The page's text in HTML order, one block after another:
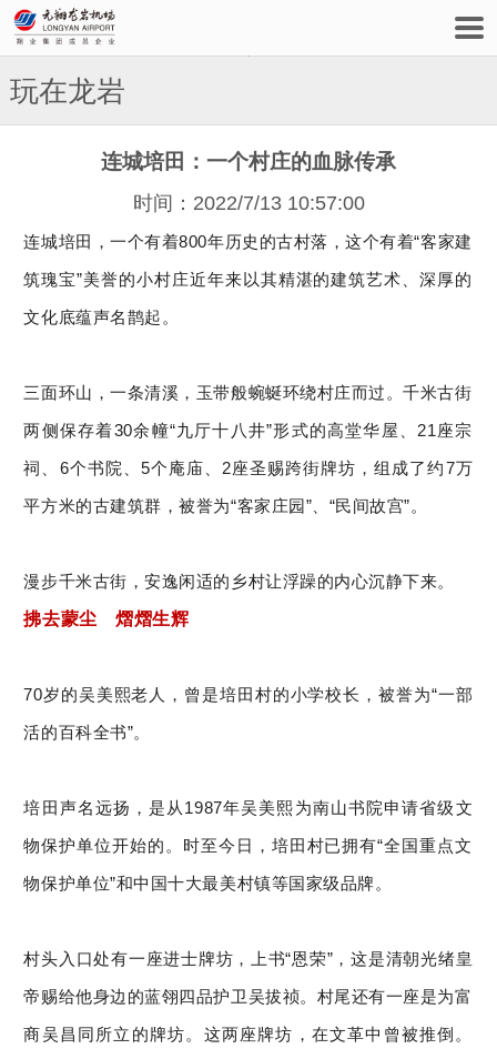
玩在龙岩
连城培田：一个村庄的血脉传承
时间：2022/7/13 10:57:00
连城培田，一个有着800年历史的古村落，这个有着“客家建
筑瑰宝”美誉的小村庄近年来以其精湛的建筑艺术、深厚的
文化底蕴声名鹊起。
三面环山，一条清溪，玉带般蜿蜒环绕村庄而过。千米古街
两侧保存着30余幢“九厅十八井”形式的高堂华屋、21座宗
祠、6个书院、5个庵庙、2座圣赐跨街牌坊，组成了约7万
平方米的古建筑群，被誉为“客家庄园”、“民间故宫”。
漫步千米古街，安逸闲适的乡村让浮躁的内心沉静下来。
拂去蒙尘 熠熠生辉
70岁的吴美熙老人，曾是培田村的小学校长，被誉为“一部
活的百科全书”。
培田声名远扬，是从1987年吴美熙为南山书院申请省级文
物保护单位开始的。时至今日，培田村已拥有“全国重点文
物保护单位”和中国十大最美村镇等国家级品牌。
村头入口处有一座进士牌坊，上书“恩荣”，这是清朝光绪皇
帝赐给他身边的蓝翎四品护卫吴拔祯。村尾还有一座是为富
商吴昌同所立的牌坊。这两座牌坊，在文革中曾被推倒。